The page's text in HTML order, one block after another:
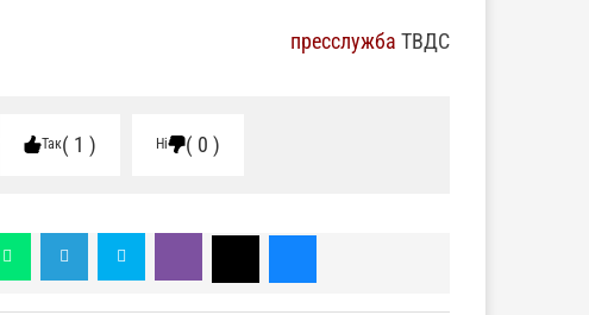
пресслужба ТВДС
Так 1 Ні 0